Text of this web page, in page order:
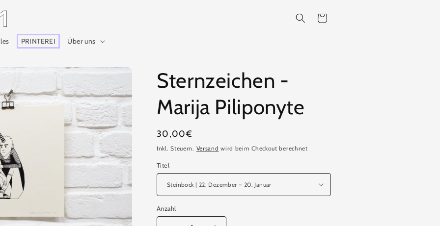
PRINTEREI Über uns
Warenkorb
Sternzeichen -
Marija Piliponyte
Normaler
Preis
30,00€
Inkl. Steuern. Versand wird beim Checkout berechnet
Titel
Anzahl
Anzahl